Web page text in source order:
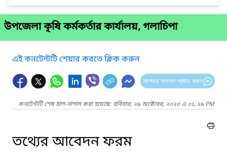
উপজেলা কৃষি কর্মকর্তার কার্যালয়, গলাচিপা
এই কনটেন্টটি শেয়ার করতে ক্লিক করুন
আপনার মতামত প্রদান করুন
কনটেন্টটি শেষ হাল-নাগাদ করা হয়েছে: রবিবার, ২৯ অক্টোবর, ২০২৩ এ ০১:২৯ PM
তথ্যের আবেদন ফরম